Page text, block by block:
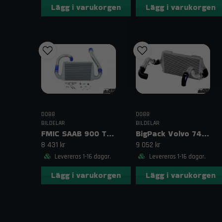
Lägg i varukorgen Lägg i varukorgen
DO88
BILDELAR
FMIC SAAB 900 Turbo (87–93) Blå
8 431 kr
Levereras 1-16 dagar.
Lägg i varukorgen
DO88
BILDELAR
BigPack Volvo 740/940 Turbo (92–98) Svart – 63 mm spjällhus
9 052 kr
Levereras 1-16 dagar.
Lägg i varukorgen